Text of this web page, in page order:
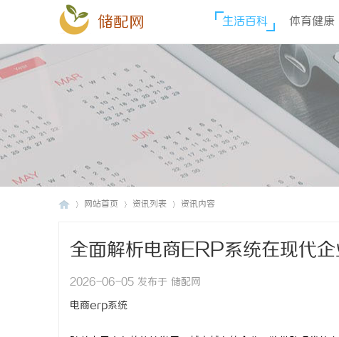
储配网 生活百科 体育健康
网站首页 资讯列表 资讯内容
全面解析电商ERP系统在现代
2026-06-05 发布于 储配网
电商erp系统